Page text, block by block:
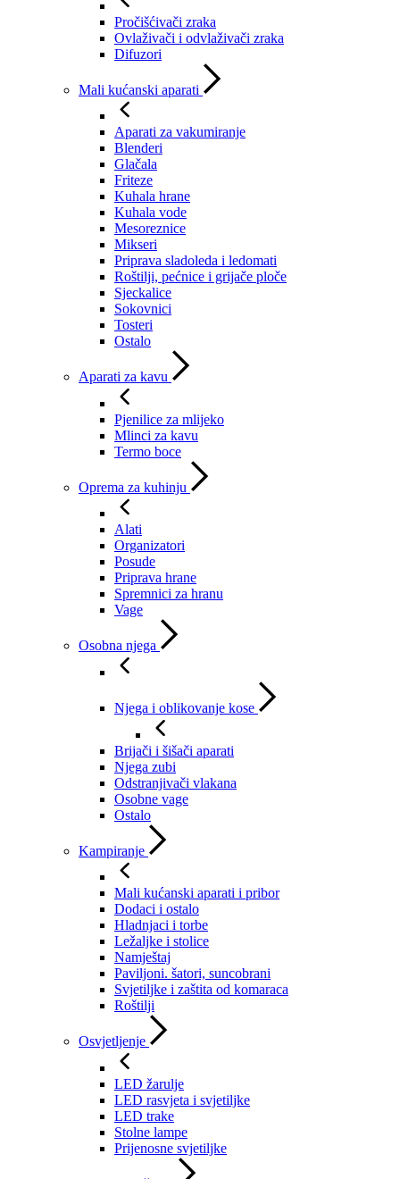
Pročišćivači zraka
Ovlaživači i odvlaživači zraka
Difuzori
Mali kućanski aparati
Aparati za vakumiranje
Blenderi
Glačala
Friteze
Kuhala hrane
Kuhala vode
Mesoreznice
Mikseri
Priprava sladoleda i ledomati
Roštilji, pećnice i grijače ploče
Sjeckalice
Sokovnici
Tosteri
Ostalo
Aparati za kavu
Pjenilice za mlijeko
Mlinci za kavu
Termo boce
Oprema za kuhinju
Alati
Organizatori
Posude
Priprava hrane
Spremnici za hranu
Vage
Osobna njega
Njega i oblikovanje kose
Brijači i šišači aparati
Njega zubi
Odstranjivači vlakana
Osobne vage
Ostalo
Kampiranje
Mali kućanski aparati i pribor
Dodaci i ostalo
Hladnjaci i torbe
Ležaljke i stolice
Namještaj
Paviljoni. šatori, suncobrani
Svjetiljke i zaštita od komaraca
Roštilji
Osvjetljenje
LED žarulje
LED rasvjeta i svjetiljke
LED trake
Stolne lampe
Prijenosne svjetiljke